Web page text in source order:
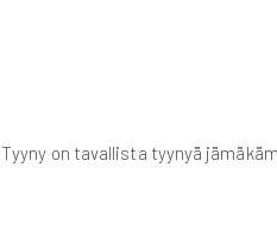
on tavallista tyynyä